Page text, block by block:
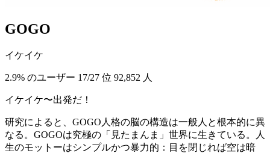
GOGO
イケイケ
2.9% のユーザー 17/27 位 92,852 人
イケイケ〜出発だ！
研究によると、GOGO人格の脳の構造は一般人と根本的に異
なる。GOGOは究極の「見たまんま」世界に生きている。人
生のモットーはシンプルかつ暴力的：目を閉じれば空は暗